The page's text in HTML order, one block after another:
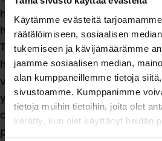
Käytämme evästeitä
räätälöimiseen, sosiaalisen
tukemiseen ja kävijämäärämme
jaamme sosiaalisen median,
alan kumppaneillemme tietoja
sivustoamme. Kumppanimme
tietoja muihin tietoihin, joita olet
kerätty, kun olet käyttänyt heidän
hyvitys hyväksytään, ja tämän
hyvityksen olevan EU-oikeuden
Todennäköisesti riski tähän on
hallituksen esityksen osat on
valtiotukisäännöksistä, jotta
yhteentörmäyksiltä vältyttäisiin.
ole hyvän lainsäädäntötavan
perustella esityksessä laajemmin.